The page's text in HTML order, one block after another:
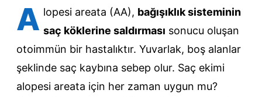
A lopesi areata (AA), bağışıklık sisteminin
saç köklerine saldırması sonucu oluşan
otoimmün bir hastalıktır. Yuvarlak, boş alanlar
şeklinde saç kaybına sebep olur. Saç ekimi
alopesi areata için her zaman uygun mu?